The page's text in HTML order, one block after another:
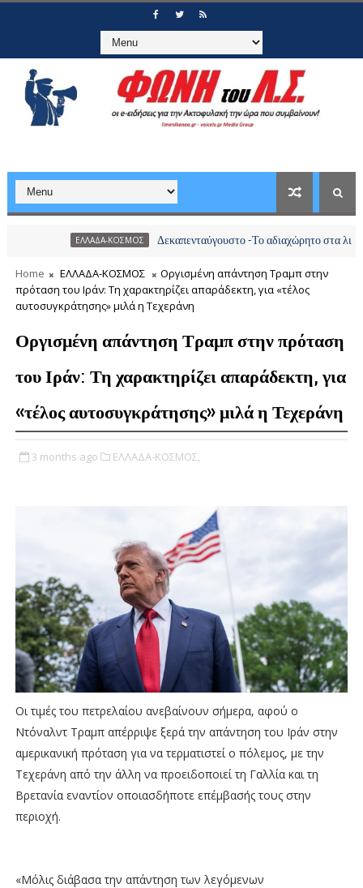
ΕΛΛΑΔΑ-ΚΟΣΜΟΣ Δεκαπενταύγουστο -Το αδιαχώρητο στα λιμάνια,
Home ΕΛΛΑΔΑ-ΚΟΣΜΟΣ
Οργισμένη απάντηση Τραμπ στην
πρόταση του Ιράν: Τη χαρακτηρίζει απαράδεκτη, για «τέλος
αυτοσυγκράτησης» μιλά η Τεχεράνη
Οργισμένη απάντηση Τραμπ στην πρόταση
του Ιράν: Τη χαρακτηρίζει απαράδεκτη, για
«τέλος αυτοσυγκράτησης» μιλά η Τεχεράνη
3 months ago ΕΛΛΑΔΑ-ΚΟΣΜΟΣ,
Οι τιμές του πετρελαίου ανεβαίνουν σήμερα, αφού ο
Ντόναλντ Τραμπ απέρριψε ξερά την απάντηση του Ιράν στην
αμερικανική πρόταση για να τερματιστεί ο πόλεμος, με την
Τεχεράνη από την άλλη να προειδοποιεί τη Γαλλία και τη
Βρετανία εναντίον οποιασδήποτε επέμβασής τους στην
περιοχή.
«Μόλις διάβασα την απάντηση των λεγόμενων